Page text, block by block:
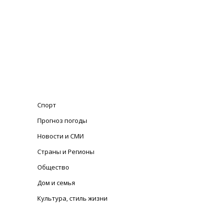
Спорт
Прогноз погоды
Новости и СМИ
Страны и Регионы
Общество
Дом и семья
Культура, стиль жизни